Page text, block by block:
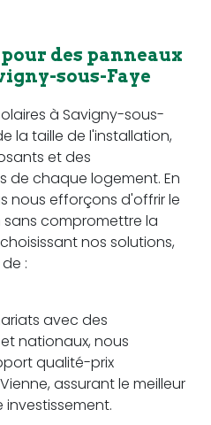
des panneaux
sous-Faye
à Savigny-sous-
la taille de l'installation,
et des
de chaque logement. En
nous efforçons d'offrir le
sans compromettre la
nos solutions,
:
avec des
nationaux, nous
qualité-prix
assurant le meilleur